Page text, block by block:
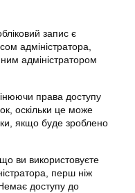
запис є
адміністратора,
адміністратором
права доступу
оскільки це може
якщо буде зроблено
ви використовуєте
перш ніж
доступу до